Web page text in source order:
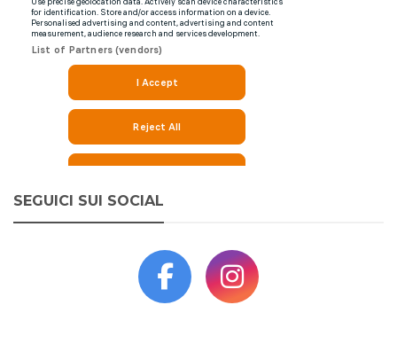
SEGUICI SUI SOCIAL